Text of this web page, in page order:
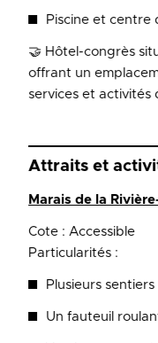
Piscine et centre
🤝 Hôtel-congrès
offrant un
services et activités
Attraits et
Marais de la
Cote : Accessible
Particularités :
Plusieurs
Un fauteuil